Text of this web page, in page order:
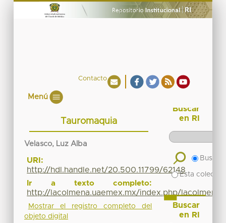
Contacto
Menú
Tauromaquia
Velasco, Luz Alba
URI:
http://hdl.handle.net/20.500.11799/62148
Ir a texto completo:
http://lacolmena.uaemex.mx/index.php/
Mostrar el registro completo del
objeto digital
Buscar
en RI
Buscar
Esta
Buscar
en RI